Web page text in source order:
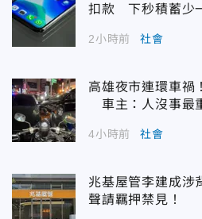
扣款 下秒積蓄少
2小時前 社會
高雄夜市連環車禍
車主：人沒事最
4小時前 社會
兆基屋管李建成
聲請羈押禁見！